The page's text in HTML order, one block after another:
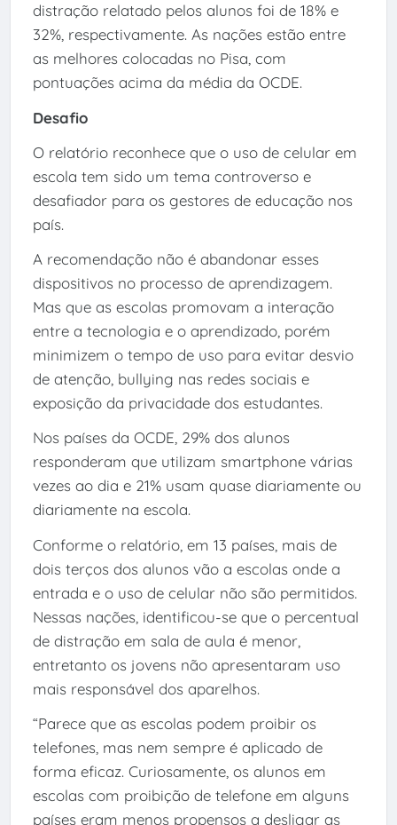
distração relatado pelos alunos foi de 18% e
32%, respectivamente. As nações estão entre
as melhores colocadas no Pisa, com
pontuações acima da média da OCDE.
Desafio
O relatório reconhece que o uso de celular em
escola tem sido um tema controverso e
desafiador para os gestores de educação nos
país.
A recomendação não é abandonar esses
dispositivos no processo de aprendizagem.
Mas que as escolas promovam a interação
entre a tecnologia e o aprendizado, porém
minimizem o tempo de uso para evitar desvio
de atenção, bullying nas redes sociais e
exposição da privacidade dos estudantes.
Nos países da OCDE, 29% dos alunos
responderam que utilizam smartphone várias
vezes ao dia e 21% usam quase diariamente ou
diariamente na escola.
Conforme o relatório, em 13 países, mais de
dois terços dos alunos vão a escolas onde a
entrada e o uso de celular não são permitidos.
Nessas nações, identificou-se que o percentual
de distração em sala de aula é menor,
entretanto os jovens não apresentaram uso
mais responsável dos aparelhos.
“Parece que as escolas podem proibir os
telefones, mas nem sempre é aplicado de
forma eficaz. Curiosamente, os alunos em
escolas com proibição de telefone em alguns
países eram menos propensos a desligar as